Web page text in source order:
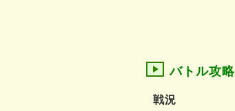
バトル攻略
戦況